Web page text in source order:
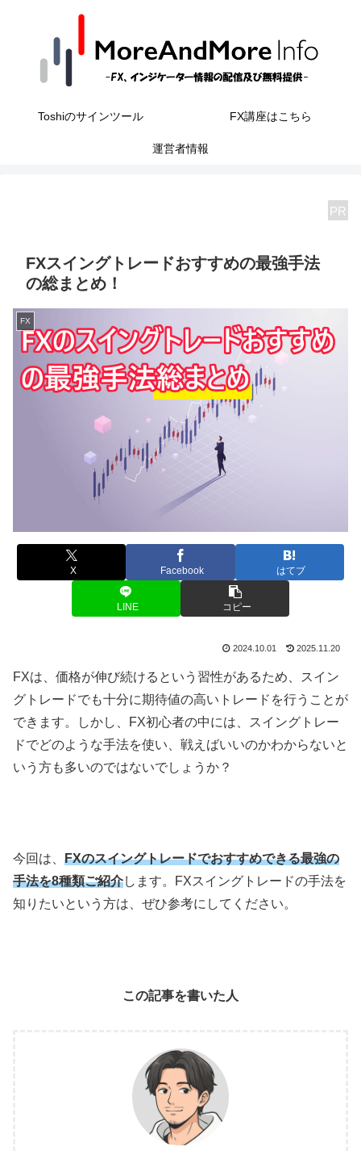
Toshiのサインツール FX講座はこちら
運営者情報
PR
FXスイングトレードおすすめの最強手法
の総まとめ！
FX
X Facebook はてブ
LINE コピー
2024.10.01 2025.11.20
FXは、価格が伸び続けるという習性があるため、スイン
グトレードでも十分に期待値の高いトレードを行うことが
できます。しかし、
FX初心者の中には、スイングトレー
ドでどのような手法を使い、戦えばいいのかわからないと
いう方も多いのではないでしょうか？
今回は、 FXのスイングトレードでおすすめできる最強の
手法を8種類ご紹介します。 FXスイングトレードの手法を
知りたいという方は、ぜひ参考にしてください。
この記事を書いた人